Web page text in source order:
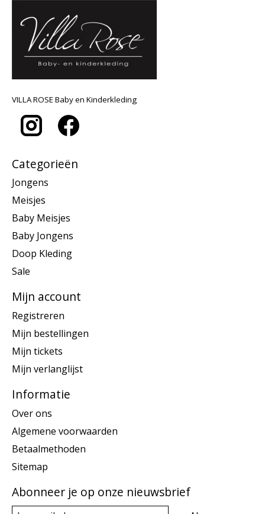
VILLA ROSE Baby en Kinderkleding
Categorieën
Jongens
Meisjes
Baby Meisjes
Baby Jongens
Doop Kleding
Sale
Mijn account
Registreren
Mijn bestellingen
Mijn tickets
Mijn verlanglijst
Informatie
Over ons
Algemene voorwaarden
Betaalmethoden
Sitemap
Abonneer je op onze nieuwsbrief